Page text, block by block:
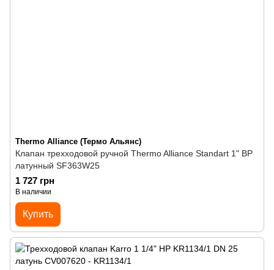
Thermo Alliance (Термо Альянс)
Клапан трехходовой ручной Thermo Alliance Standart 1" ВР
латунный SF363W25
1 727 грн
В наличии
Купить